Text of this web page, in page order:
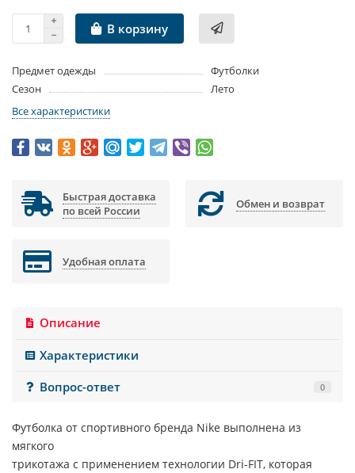
В корзину
Предмет одежды
Футболки
Сезон
Лето
Все характеристики
Быстрая доставка
по всей России
Обмен и возврат
Удобная оплата
Описание
Характеристики
Вопрос-ответ
0
Футболка от спортивного бренда Nike выполнена из
мягкого
трикотажа с применением технологии Dri-FIT, которая